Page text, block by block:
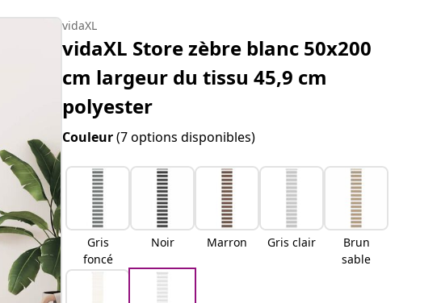
vidaXL
vidaXL Store zèbre blanc 50x200
cm largeur du tissu 45,9 cm
polyester
Couleur(7 options disponibles)
Gris
foncé
Noir Marron Gris clair
Brun
sable